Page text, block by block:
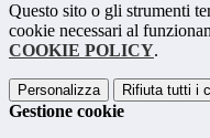
Questo sito o gli strumenti
cookie necessari al
COOKIE POLICY.
Personalizza Rifiuta tutti i
Gestione cookie